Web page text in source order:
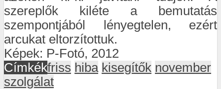
szereplők kiléte a bemutatás
szempontjából lényegtelen, ezért
arcukat eltorzítottuk.
Képek: P-Fotó, 2012
Címkékfriss hiba kisegítők november
szolgálat